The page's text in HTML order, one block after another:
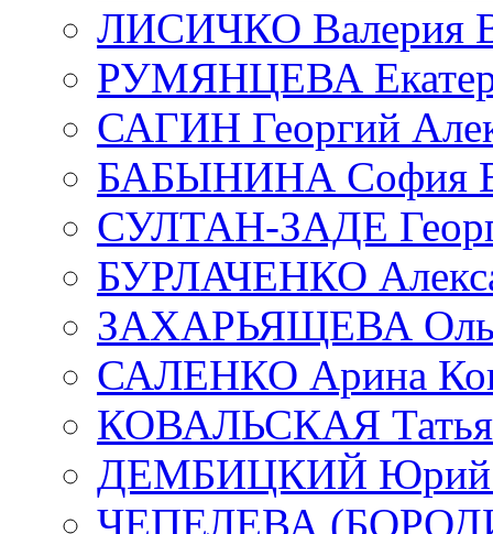
ЛИСИЧКО Валерия
РУМЯНЦЕВА
САГИН Георгий
БАБЫНИНА София
СУЛТАН-ЗАДЕ
БУРЛАЧЕНКО
ЗАХАРЬЯЩЕВА
САЛЕНКО Арина
КОВАЛЬСКАЯ
ДЕМБИЦКИЙ Юрий
ЧЕПЕЛЕВА